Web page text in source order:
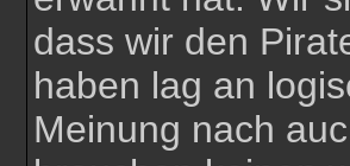
dass wir den
haben lag an
Meinung nach